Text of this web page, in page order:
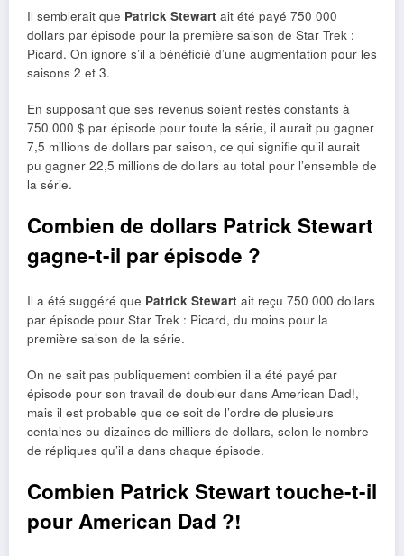
Il semblerait que Patrick Stewart ait été payé 750 000
dollars par épisode pour la première saison de Star Trek :
Picard. On ignore s’il a bénéficié d’une augmentation pour les
saisons 2 et 3.
En supposant que ses revenus soient restés constants à
750 000 $ par épisode pour toute la série, il aurait pu gagner
7,5 millions de dollars par saison, ce qui signifie qu’il aurait
pu gagner 22,5 millions de dollars au total pour l’ensemble de
la série.
Combien de dollars Patrick Stewart
gagne-t-il par épisode ?
Il a été suggéré que Patrick Stewart ait reçu 750 000 dollars
par épisode pour Star Trek : Picard, du moins pour la
première saison de la série.
On ne sait pas publiquement combien il a été payé par
épisode pour son travail de doubleur dans American Dad!,
mais il est probable que ce soit de l’ordre de plusieurs
centaines ou dizaines de milliers de dollars, selon le nombre
de répliques qu’il a dans chaque épisode.
Combien Patrick Stewart touche-t-il
pour American Dad ?!